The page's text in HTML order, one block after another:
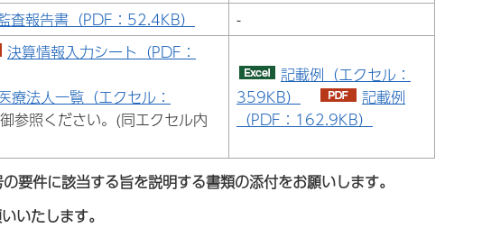
査報告書（PDF：52.4KB） -
決算情報入力シート（PDF：
療法人一覧（エクセル：
参照ください。(同エクセル内
記載例（エクセル：
359KB）
記載例
（PDF：162.9KB）
件に該当する旨を説明する書類の添付をお願いします。
いたします。